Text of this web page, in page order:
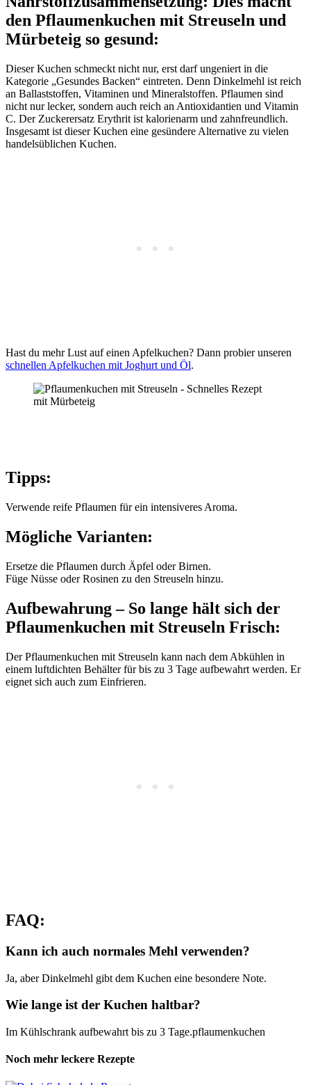
den Pflaumenkuchen mit Streuseln und
Mürbeteig so gesund:
Dieser Kuchen schmeckt nicht nur, erst darf ungeniert in die
Kategorie „Gesundes Backen“ eintreten. Denn Dinkelmehl ist reich
an Ballaststoffen, Vitaminen und Mineralstoffen. Pflaumen sind
nicht nur lecker, sondern auch reich an Antioxidantien und Vitamin
C. Der Zuckerersatz Erythrit ist kalorienarm und zahnfreundlich.
Insgesamt ist dieser Kuchen eine gesündere Alternative zu vielen
handelsüblichen Kuchen.
Hast du mehr Lust auf einen Apfelkuchen? Dann probier unseren
schnellen Apfelkuchen mit Joghurt und Öl.
Tipps:
Verwende reife Pflaumen für ein intensiveres Aroma.
Mögliche Varianten:
Ersetze die Pflaumen durch Äpfel oder Birnen.
Füge Nüsse oder Rosinen zu den Streuseln hinzu.
Aufbewahrung – So lange hält sich der
Pflaumenkuchen mit Streuseln Frisch:
Der Pflaumenkuchen mit Streuseln kann nach dem Abkühlen in
einem luftdichten Behälter für bis zu 3 Tage aufbewahrt werden. Er
eignet sich auch zum Einfrieren.
FAQ:
Kann ich auch normales Mehl verwenden?
Ja, aber Dinkelmehl gibt dem Kuchen eine besondere Note.
Wie lange ist der Kuchen haltbar?
Im Kühlschrank aufbewahrt bis zu 3 Tage.pflaumenkuchen
Noch mehr leckere Rezepte